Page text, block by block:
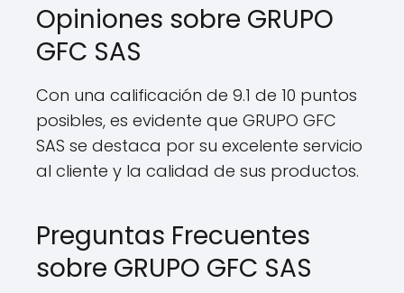
Opiniones sobre GRUPO
GFC SAS
Con una calificación de 9.1 de 10 puntos
posibles, es evidente que GRUPO GFC
SAS se destaca por su excelente servicio
al cliente y la calidad de sus productos.
Preguntas Frecuentes
sobre GRUPO GFC SAS